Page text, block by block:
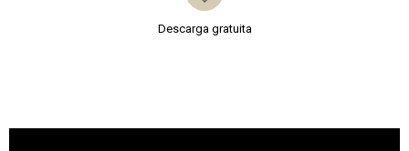
Descarga gratuita